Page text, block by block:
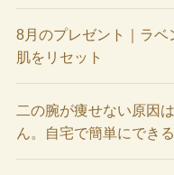
8月のプレゼント｜ラ
肌をリセット
二の腕が痩せない原因
ん。自宅で簡単にでき